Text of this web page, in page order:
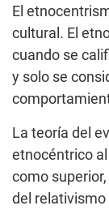
El
cultural. El
cuando se
y solo se
La teoría del
etnocéntrico
como
del relativismo